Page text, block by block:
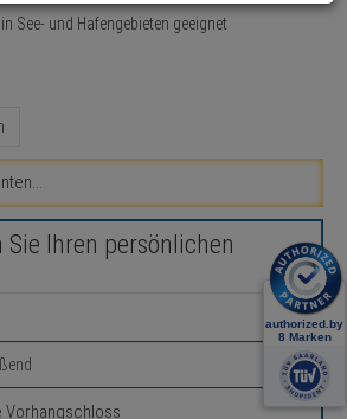
See- und Hafengebieten geeignet
Sie Ihren persönlichen
Vorhangschloss